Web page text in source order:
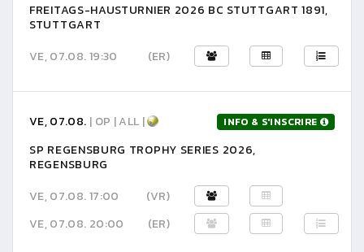
FREITAGS-HAUSTURNIER 2026 BC STUTTGART 1891,
STUTTGART
VE, 07.08. 19:30
(ER)
VE, 07.08. | OP | ALL | INFO & S'INSCRIRE
SP REGENSBURG TROPHY SERIES 2026,
REGENSBURG
VE, 07.08. 17:00
(VR)
VE, 07.08. 20:00
(ER)